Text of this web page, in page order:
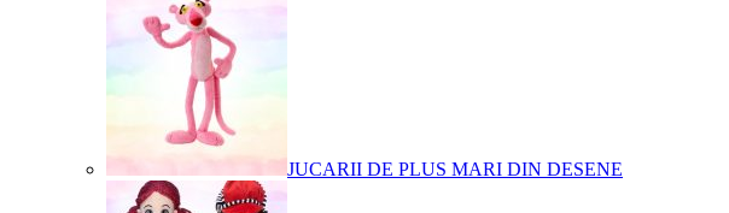
JUCARII DE PLUS MARI DIN DESENE